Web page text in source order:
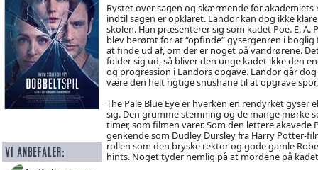
Rystet over sagen og skærmende for
indtil sagen er opklaret. Landor kan dog ikke
skolen. Han præsenterer sig som kadet Poe. E. A.
blev berømt for at “opfinde” gysergenren i
at finde ud af, om der er noget på vandrørene.
folder sig ud, så bliver den unge kadet ikke den
og progression i Landors opgave. Landor går
være den helt rigtige snushane til at opgrave
The Pale Blue Eye er hverken en rendyrket
sig. Den grumme stemning og de mange mørke
timer, som filmen varer. Som den lettere
genkende som Dudley Dursley fra Harry Potter-
rollen som den bryske rektor og gode gamle
hints. Noget tyder nemlig på at mordene på